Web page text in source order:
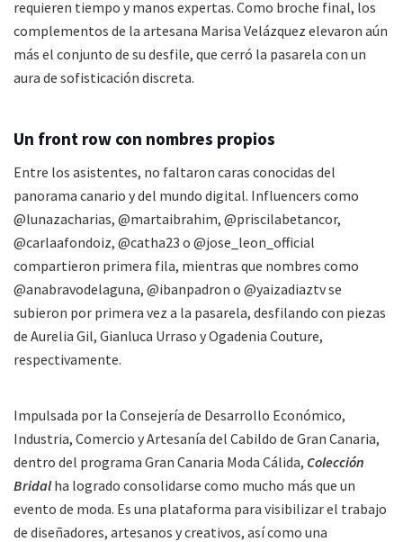
requieren tiempo y manos expertas. Como broche final, los
complementos de la artesana Marisa Velázquez elevaron aún
más el conjunto de su desfile, que cerró la pasarela con un
aura de sofisticación discreta.
Un front row con nombres propios
Entre los asistentes, no faltaron caras conocidas del
panorama canario y del mundo digital. Influencers como
@lunazacharias, @martaibrahim, @priscilabetancor,
@carlaafondoiz, @catha23 o @jose_leon_official
compartieron primera fila, mientras que nombres como
@anabravodelaguna, @ibanpadron o @yaizadiaztv se
subieron por primera vez a la pasarela, desfilando con piezas
de Aurelia Gil, Gianluca Urraso y Ogadenia Couture,
respectivamente.
Impulsada por la Consejería de Desarrollo Económico,
Industria, Comercio y Artesanía del Cabildo de Gran Canaria,
dentro del programa Gran Canaria Moda Cálida, Colección
Bridalha logrado consolidarse como mucho más que un
evento de moda. Es una plataforma para visibilizar el trabajo
de diseñadores, artesanos y creativos, así como una